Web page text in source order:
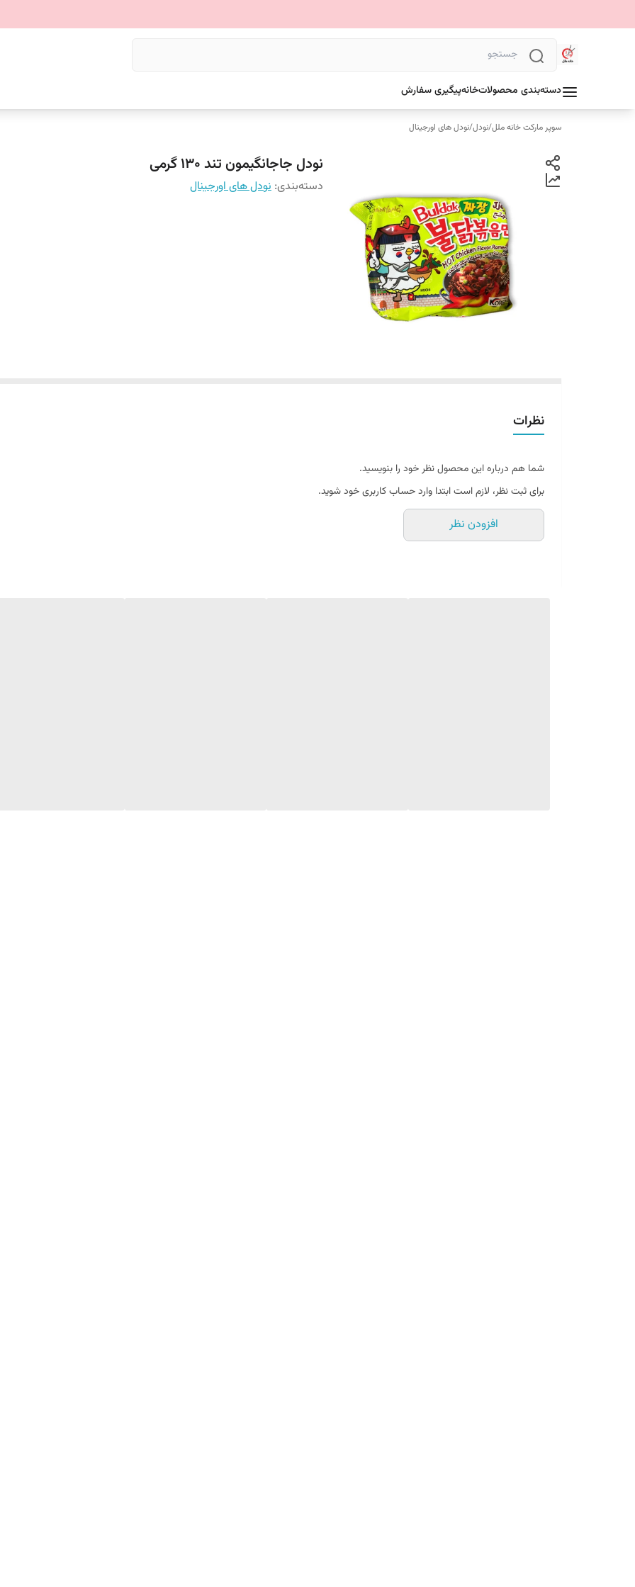
دسته‌بندی محصولاتخانهپیگیری سفارش
سوپر مارکت خانه ملل/نودل/نودل های اورجینال
نودل جاجانگیمون تند 130 گرمی
دسته‌بندی: نودل های اورجینال
نظرات
شما هم درباره این محصول نظر خود را بنویسید.
برای ثبت نظر، لازم است ابتدا وارد حساب کاربری خود شوید.
افزودن نظر